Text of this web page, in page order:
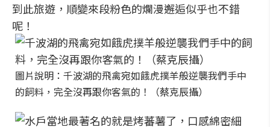
到此旅遊，順變來段粉色的爛漫邂逅似乎也不錯
呢！
圖片說明：千波湖的飛禽宛如餓虎撲羊般逆襲我們手中
的飼料，完全沒再跟你客氣的！（蔡克辰攝）